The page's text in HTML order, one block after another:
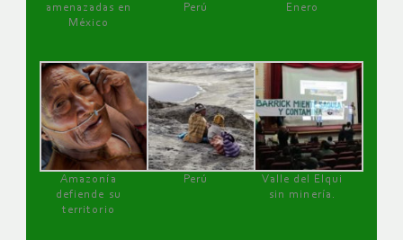
amenazadas en
México
Perú
Enero
Amazonía
defiende su
territorio
Perú
Valle del Elqui
sin minería.